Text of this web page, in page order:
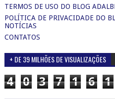
TERMOS DE USO DO BLOG
POLÍTICA DE PRIVACIDADE DO
NOTÍCIAS
CONTATOS
+ DE 39 MILHÕES DE VISUALIZAÇÕES
4 0 3 7 1 6 1